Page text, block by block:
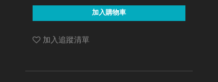
加入購物車
加入追蹤清單